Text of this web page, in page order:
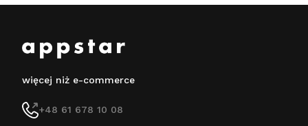
więcej niż e-commerce
+48 61 678 10 08